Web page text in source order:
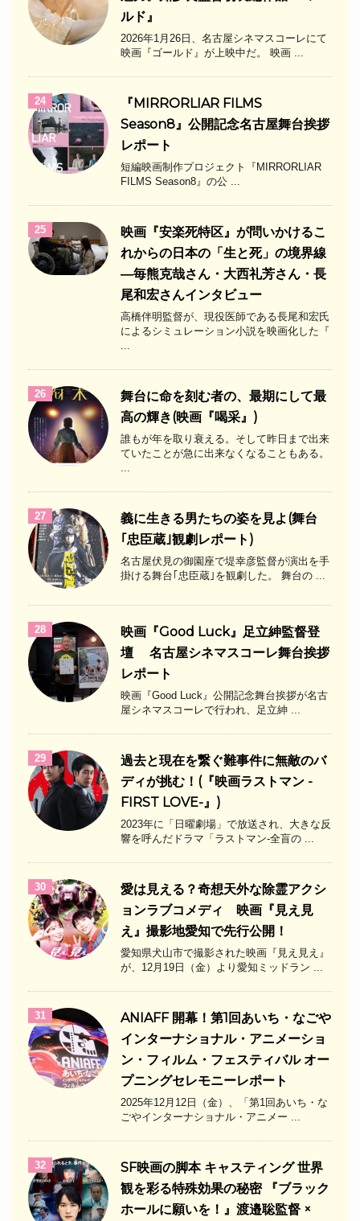
ルド』
2026年1月26日、名古屋シネマスコーレにて
映画『ゴールド』が上映中だ。 映画 ...
24
『MIRRORLIAR FILMS
Season8』公開記念名古屋舞台挨拶
レポート
短編映画制作プロジェクト『MIRRORLIAR
FILMS Season8』の公 ...
25
映画『安楽死特区』が問いかけるこ
れからの日本の「生と死」の境界線
―毎熊克哉さん・大西礼芳さん・長
尾和宏さんインタビュー
高橋伴明監督が、現役医師である長尾和宏氏
によるシミュレーション小説を映画化した『
26
舞台に命を刻む者の、最期にして最
高の輝き(映画『喝采』)
誰もが年を取り衰える。そして昨日まで出来
ていたことが急に出来なくなることもある。
27
義に生きる男たちの姿を見よ(舞台
｢忠臣蔵｣観劇レポート)
名古屋伏見の御園座で堤幸彦監督が演出を手
掛ける舞台｢忠臣蔵｣を観劇した。 舞台の ...
28
映画『Good Luck』足立紳監督登
壇 名古屋シネマスコーレ舞台挨拶
レポート
映画『Good Luck』公開記念舞台挨拶が名古
屋シネマスコーレで行われ、足立紳 ...
29
過去と現在を繋ぐ難事件に無敵のバ
ディが挑む！(『映画ラストマン -
FIRST LOVE-』)
2023年に「日曜劇場」で放送され、大きな反
響を呼んだドラマ「ラストマン-全盲の ...
30
愛は見える？奇想天外な除霊アクシ
ョンラブコメディ 映画『見え見
え』撮影地愛知で先行公開！
愛知県犬山市で撮影された映画『見え見え』
が、12月19日（金）より愛知ミッドラン ...
31
ANIAFF 開幕！第1回あいち・なごや
インターナショナル・アニメーショ
ン・フィルム・フェスティバル オー
プニングセレモニーレポート
2025年12月12日（金）、「第1回あいち・な
ごやインターナショナル・アニメー ...
32
SF映画の脚本 キャスティング 世界
観を彩る特殊効果の秘密 『ブラック
ホールに願いを！』渡邉聡監督 ×